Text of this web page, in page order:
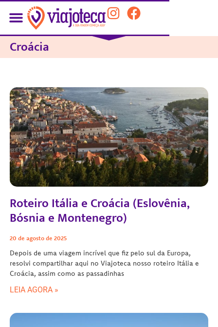
Croácia
Roteiro Itália e Croácia (Eslovênia,
Bósnia e Montenegro)
20 de agosto de 2025
Depois de uma viagem incrível que fiz pelo sul da Europa,
resolvi compartilhar aqui no Viajoteca nosso roteiro Itália e
Croácia, assim como as passadinhas
LEIA AGORA »